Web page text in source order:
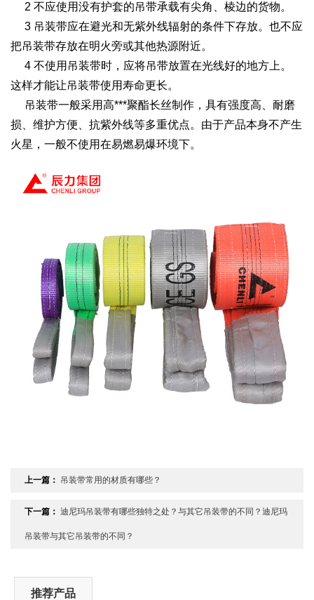
2 不应使用没有护套的吊带承载有尖角、棱边的货物。
3 吊装带应在避光和无紫外线辐射的条件下存放。也不应
把吊装带存放在明火旁或其他热源附近。
4 不使用吊装带时，应将吊带放置在光线好的地方上。
这样才能让吊装带使用寿命更长。
吊装带一般采用高***聚酯长丝制作，具有强度高、耐磨
损、维护方便、抗紫外线等多重优点。由于产品本身不产生
火星，一般不使用在易燃易爆环境下。
上一篇： 吊装带常用的材质有哪些？
下一篇： 迪尼玛吊装带有哪些独特之处？与其它吊装带的不同？迪尼玛
吊装带与其它吊装带的不同？
推荐产品